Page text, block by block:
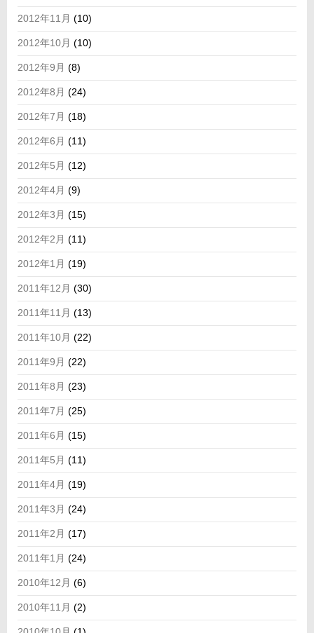
2012年11月 (10)
2012年10月 (10)
2012年9月 (8)
2012年8月 (24)
2012年7月 (18)
2012年6月 (11)
2012年5月 (12)
2012年4月 (9)
2012年3月 (15)
2012年2月 (11)
2012年1月 (19)
2011年12月 (30)
2011年11月 (13)
2011年10月 (22)
2011年9月 (22)
2011年8月 (23)
2011年7月 (25)
2011年6月 (15)
2011年5月 (11)
2011年4月 (19)
2011年3月 (24)
2011年2月 (17)
2011年1月 (24)
2010年12月 (6)
2010年11月 (2)